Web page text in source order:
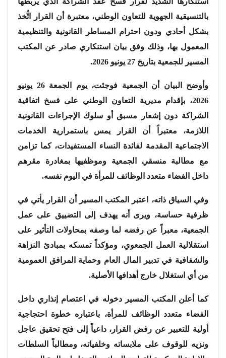
بالتنسيقية الجهوية للتعاون الوطني، معتبرة أن القرار اتُّخذ
بشكل أحادي ودون احترام المساطر القانونية والتنظيمية
المعمول بها، وذلك وفق بيان استنكاري صادر عن المكتب
المسير للجمعية بتاريخ 27 يونيو 2026.
وأوضح البيان أن الجمعية فوجئت، يوم الجمعة 26 يونيو
2026، بإقدام مديرية التعاون الوطني على فسخ اتفاقية
الشراكة دون إشعار مسبق أو سلوك الإجراءات القانونية
اللازمة، معتبراً أن القرار يمس باستمرارية الخدمات
الاجتماعية المقدمة لفائدة النساء المستفيدات، كما تزامن
مع مطالبة منسقي الجمعية وموظفيها بمغادرة مقرهم
داخل الفضاء متعدد الوظائف للمرأة في اليوم نفسه.
وفي السياق ذاته، اعتبر المكتب المسير أن القرار يأتي في
ظرفية حساسة، ويرى أنه يهدف إلى التضييق على عمل
الجمعية، معبراً عن رفضه لما وصفه بمحاولات التأثير على
استقلالية العمل الجمعوي، ومؤكداً تمسكه بمبادئ النزاهة
والشفافية في تدبير المال العام وحماية المرافق العمومية
من أي استغلال خارج أهدافها الأصلية.
كما أعلن المكتب المسير دخوله في اعتصام إنذاري داخل
الفضاء متعدد الوظائف للمرأة، باعتباره خطوة احتجاجية
أولية للتعبير عن رفض القرار، داعياً إلى فتح تحقيق عاجل
ونزيه للوقوف على ملابساته وخلفياته، ومطالباً السلطات